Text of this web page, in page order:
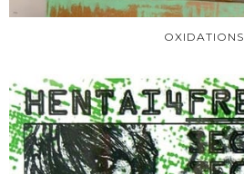
OXIDATIONS